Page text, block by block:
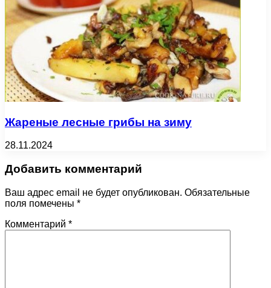
Жареные лесные грибы на зиму
28.11.2024
Добавить комментарий
Ваш адрес email не будет опубликован. Обязательные
поля помечены *
Комментарий *